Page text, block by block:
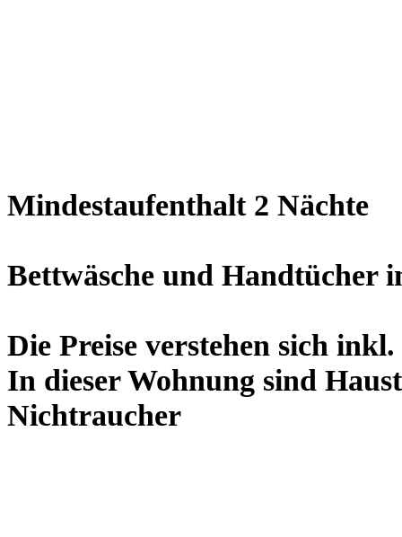
Mindestaufenthalt 2 Nächte
Bettwäsche und Handtücher
Die Preise verstehen sich
In dieser Wohnung sind
Nichtraucher